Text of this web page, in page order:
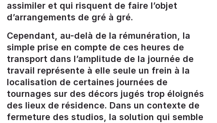
assimiler et qui risquent de faire l’objet
d’arrangements de gré à gré.
Cependant, au-delà de la rémunération, la
simple prise en compte de ces heures de
transport dans l’amplitude de la journée de
travail représente à elle seule un frein à la
localisation de certaines journées de
tournages sur des décors jugés trop éloignés
des lieux de résidence. Dans un contexte de
fermeture des studios, la solution qui semble